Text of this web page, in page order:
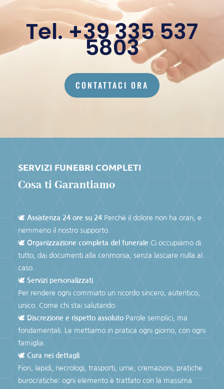
Tel. +39 335 537
5803
CONTATTACI ORA
SERVIZI FUNEBRI COMPLETI
Cosa ti Garantiamo
🕊 Assistenza 24 ore su 24 Perché il dolore non ha orari, e
nemmeno il nostro supporto.
🕊 Organizzazione completa del funerale Ci occupiamo di
tutto, dai documenti alla cerimonia, senza lasciare nulla al
caso.
🕊 Servizi personalizzati
Per rendere ogni commiato un ricordo sincero, autentico,
unico. Come chi stai salutando.
🕊 Discrezione e rispetto assoluto Parole semplici, ma
fondamentali. Le mettiamo in pratica ogni giorno, con ogni
famiglia.
🕊 Cura nei dettagli
Fiori, lapidi, necrologi, trasporti, urne, cremazioni, pratiche
burocratiche: ogni elemento è trattato con la massima